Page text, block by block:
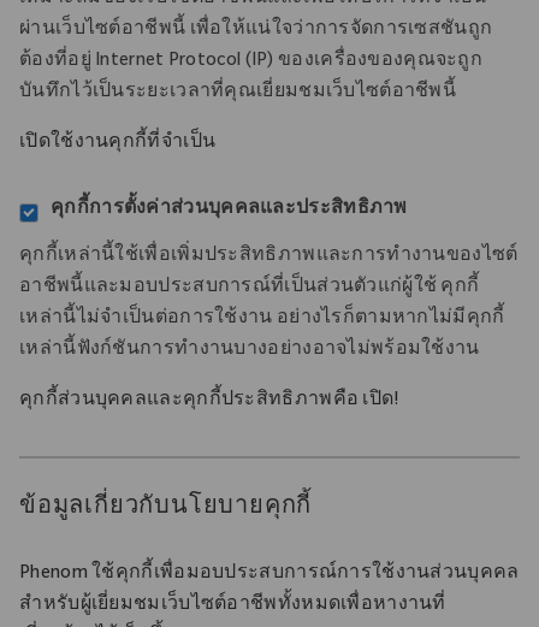
ผ่านเว็บไซต์อาชีพนี้ เพื่อให้แน่ใจว่าการจัดการเซสชันถูก
ต้องที่อยู่ Internet Protocol (IP) ของเครื่องของคุณจะถูก
บันทึกไว้เป็นระยะเวลาที่คุณเยี่ยมชมเว็บไซต์อาชีพนี้
เปิดใช้งานคุกกี้ที่จําเป็น
คุกกี้การตั้งค่าส่วนบุคคลและประสิทธิภาพ
คุกกี้เหล่านี้ใช้เพื่อเพิ่มประสิทธิภาพและการทํางานของไซต์
อาชีพนี้และมอบประสบการณ์ที่เป็นส่วนตัวแก่ผู้ใช้ คุกกี้
เหล่านี้ไม่จําเป็นต่อการใช้งาน อย่างไรก็ตามหากไม่มีคุกกี้
เหล่านี้ฟังก์ชันการทํางานบางอย่างอาจไม่พร้อมใช้งาน
คุกกี้ส่วนบุคคลและคุกกี้ประสิทธิภาพคือ เปิด!
ข้อมูลเกี่ยวกับนโยบายคุกกี้
Phenom ใช้คุกกี้เพื่อมอบประสบการณ์การใช้งานส่วนบุคคล
สําหรับผู้เยี่ยมชมเว็บไซต์อาชีพทั้งหมดเพื่อหางานที่